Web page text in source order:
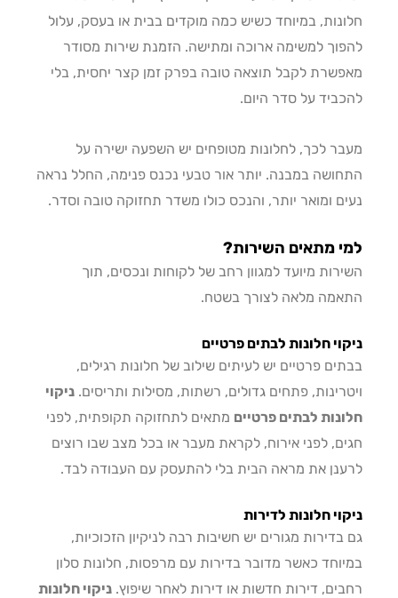
במיוחד כשיש כמה מוקדים בבית או בעסק, עלול
למשימה ארוכה ומתישה. הזמנת שירות מסודר
לקבל תוצאה טובה בפרק זמן קצר יחסית, בלי
על סדר היום.
לכך, לחלונות מטופחים יש השפעה ישירה על
במבנה. יותר אור טבעי נכנס פנימה, החלל נראה
ומואר יותר, והנכס כולו משדר תחזוקה טובה וסדר.
מתאים השירות?
מיועד למגוון רחב של לקוחות ונכסים, תוך
מלאה לצורך בשטח.
חלונות לבתים פרטיים
פרטיים יש לעיתים שילוב של חלונות רגילים,
פתחים גדולים, רשתות, מסילות ותריסים.ניקוי
לבתים פרטייםמתאים לתחזוקה תקופתית, לפני
לפני אירוח, לקראת מעבר או בכל מצב שבו רוצים
את מראה הבית בלי להתעסק עם העבודה לבד.
חלונות לדירות
מגורים יש חשיבות רבה לניקיון הזכוכיות,
כאשר מדובר בדירות עם מרפסות, חלונות סלון
דירות חדשות או דירות לאחר שיפוץ.ניקוי חלונות